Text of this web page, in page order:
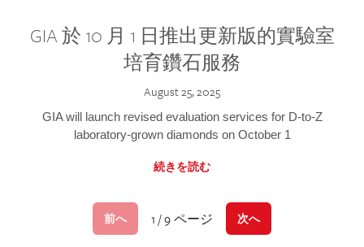
GIA 於 10 月 1 日推出更新版的實驗室
培育鑽石服務
August 25, 2025
GIA will launch revised evaluation services for D-to-Z
laboratory-grown diamonds on October 1
続きを読む
前へ 1 / 9 ページ 次へ